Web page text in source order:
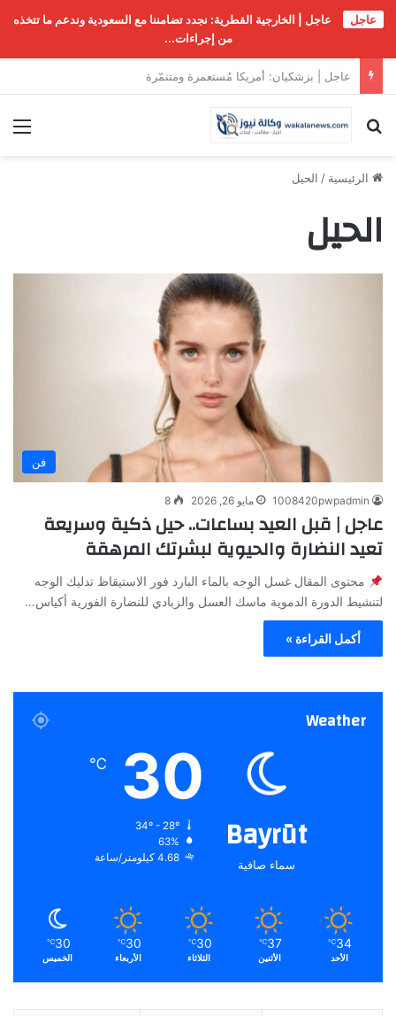
عاجل
عاجل | الخارجية القطرية: نجدد تضامننا مع السعودية وندعم ما تتخذه
من إجراءات...
بحث عن
الرئيسية / الحيل
الحيل
فن
1008420pwpadmin مايو 26, 2026 8
عاجل | قبل العيد بساعات.. حيل ذكية وسريعة
تعيد النضارة والحيوية لبشرتك المرهقة
محتوى المقال غسل الوجه بالماء البارد فور الاستيقاظ تدليك الوجه
لتنشيط الدورة الدموية ماسك العسل والزبادي للنضارة الفورية أكياس…
أكمل القراءة »
Weather
Bayrūt
سماء صافية
30
℃
63%
4.68 كيلومتر/ساعة
34
℃
الأحد
37
℃
الأثنين
30
℃
الثلاثاء
30
℃
الأربعاء
30
℃
الخميس